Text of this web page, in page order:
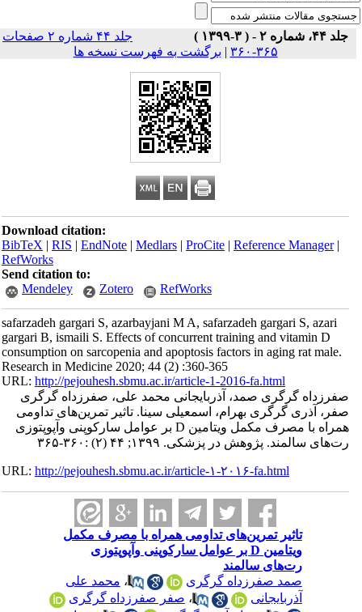
جلد ۴۴، شماره ۲ - ( ۳-۱۳۹۹ )
جلد ۴۴ شماره ۲ صفحات
۳۶۵-۳۶۰
|برگشت به فهرست نسخه ها
Download citation:
BibTeX|RIS|EndNote|Medlars|ProCite|Reference Manager
RefWorks
Send citation to:
Mendeley
Zotero RefWorks
safarzadeh gargari S, azarbayjani M A, safarzadeh gargari S, azari
gargari B, ismaili S. Effects of concurrent training and vitamin D
consumption on sarcopenia and apoptosis factors in aging rat male.
Research in Medicine 2020; 44 (2) :360-365
URL:http://pejouhesh.sbmu.ac.ir/article-1-2016-fa.html
صفرزداه گرگری صمد، آذربایجانی محمد علی، صفرزداه گرگری
صفر، آذری گرگری بهرام، اسمعیلی سینا. تاثیر تمرین‌های تداومی
همراه با مصرف مکمل ویتامین D بر عوامل سارکوپنی وآپوپتوزی
رت‌های سالمند. پژوهش در پزشکی. ۱۳۹۹; ۴۴ (۲) :۳۶۰-۳۶۵
URL:http://pejouhesh.sbmu.ac.ir/article-۱-۲۰۱۶-fa.html
تاثیر تمرین‌های تداومی همراه با مصرف مکمل
ویتامین D بر عوامل سارکوپنی وآپوپتوزی
رت‌های سالمند
صمد صفرزداه گرگری
،محمد علی
آذربایجانی
،صفر صفرزداه گرگری